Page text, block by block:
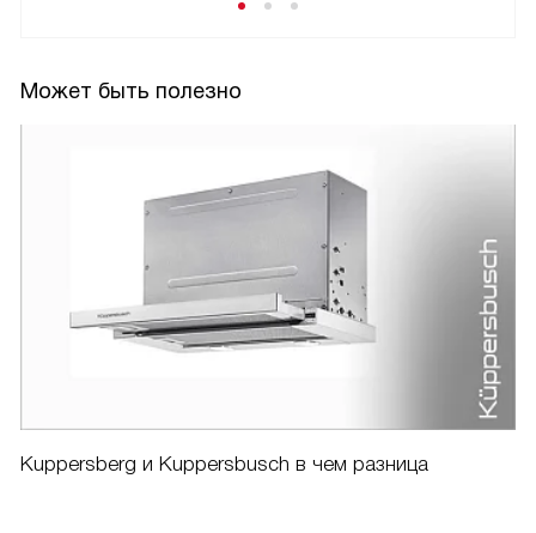
Может быть полезно
Kuppersberg и Kuppersbusch в чем разница